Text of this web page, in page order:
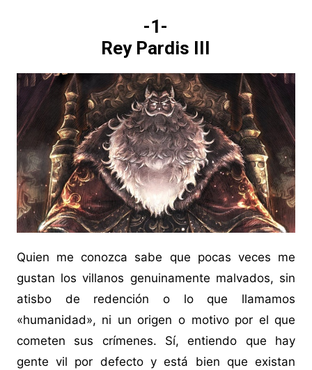
-1-
Rey Pardis III
Quien me conozca sabe que pocas veces me
gustan los villanos genuinamente malvados, sin
atisbo de redención o lo que llamamos
«humanidad», ni un origen o motivo por el que
cometen sus crímenes. Sí, entiendo que hay
gente vil por defecto y está bien que existan